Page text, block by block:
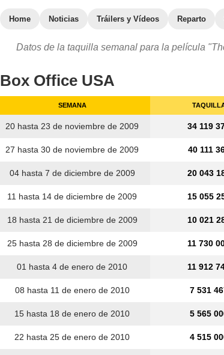
Home Noticias Tráilers y Vídeos Reparto
Datos de la taquilla semanal para la película
Box Office USA
SEMANA
20 hasta 23 de noviembre de 2009 34 119
27 hasta 30 de noviembre de 2009 40 111
04 hasta 7 de diciembre de 2009 20 043
11 hasta 14 de diciembre de 2009 15 055
18 hasta 21 de diciembre de 2009 10 021
25 hasta 28 de diciembre de 2009 11 730
01 hasta 4 de enero de 2010 11 912
08 hasta 11 de enero de 2010 7 531
15 hasta 18 de enero de 2010 5 565
22 hasta 25 de enero de 2010 4 515